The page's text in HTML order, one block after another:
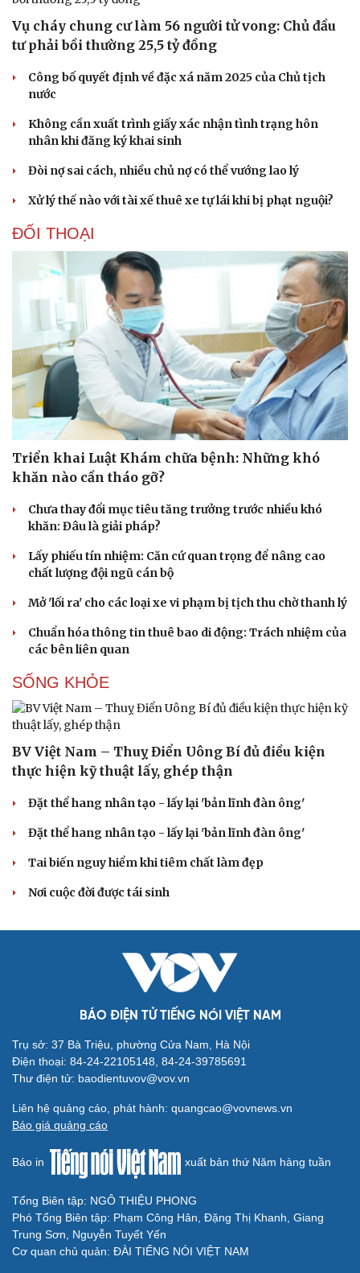
Thế giới thể thao
eSports
Hậu trường
Doanh nghiệp
Thông tin doanh nghiệp
Doanh nghiệp 24h
Doanh nhân
Vì cộng đồng
Tin Công nghệ
Sức khỏe
Dinh dưỡng - món ngon
Cây thuốc
Sản phụ khoa
Nhi khoa
Nam khoa
Phòng mạch online
Blog
Văn hóa
Văn học
Âm nhạc
Giải trí
Thời trang
Sao Việt
Du lịch
Tư vấn
check-in
Podcast
Cửa sổ tình yêu
Vụ cháy chung cư làm 56 người tử vong: Chủ đầu
tư phải bồi thường 25,5 tỷ đồng
Công bố quyết định về đặc xá năm 2025 của Chủ tịch
nước
Không cần xuất trình giấy xác nhận tình trạng hôn
nhân khi đăng ký khai sinh
Đòi nợ sai cách, nhiều chủ nợ có thể vướng lao lý
Xử lý thế nào với tài xế thuê xe tự lái khi bị phạt nguội?
ĐỐI THOẠI
Triển khai Luật Khám chữa bệnh: Những khó
khăn nào cần tháo gỡ?
Chưa thay đổi mục tiêu tăng trưởng trước nhiều khó
khăn: Đâu là giải pháp?
Lấy phiếu tín nhiệm: Căn cứ quan trọng để nâng cao
chất lượng đội ngũ cán bộ
Mở 'lối ra' cho các loại xe vi phạm bị tịch thu chờ thanh lý
Chuẩn hóa thông tin thuê bao di động: Trách nhiệm của
các bên liên quan
SỐNG KHỎE
BV Việt Nam – Thuỵ Điển Uông Bí đủ điều kiện
thực hiện kỹ thuật lấy, ghép thận
Đặt thể hang nhân tạo - lấy lại 'bản lĩnh đàn ông'
Đặt thể hang nhân tạo - lấy lại 'bản lĩnh đàn ông'
Tai biến nguy hiểm khi tiêm chất làm đẹp
Nơi cuộc đời được tái sinh
BÁO ĐIỆN TỬ TIẾNG NÓI VIỆT NAM
Trụ sở: 37 Bà Triệu, phường Cửa Nam, Hà Nội
Điện thoại: 84-24-22105148, 84-24-39785691
Thư điện tử: baodientuvov@vov.vn
Liên hệ quảng cáo, phát hành: quangcao@vovnews.vn
Báo giá quảng cáo
Báo in xuất bản thứ Năm hàng tuần
Tổng Biên tập: NGÔ THIỆU PHONG
Phó Tổng Biên tập: Phạm Công Hân, Đặng Thị Khanh, Giang
Trung Sơn, Nguyễn Tuyết Yến
Cơ quan chủ quản: ĐÀI TIẾNG NÓI VIỆT NAM